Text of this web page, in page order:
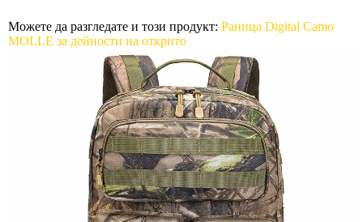
Можете да разгледате и този продукт: Раница Digital Camo
MOLLE за дейности на открито